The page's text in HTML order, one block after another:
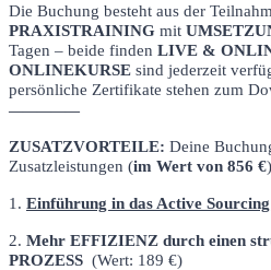
Die Buchung besteht aus der
PRAXISTRAINING mit
Tagen – beide finden LIVE &
ONLINEKURSE sind jederzeit
persönliche Zertifikate stehen zum
—————
ZUSATZVORTEILE: Deine
Zusatzleistungen (im Wert von 856 €
1. Einführung in das Active
2. Mehr EFFIZIENZ durch einen
PROZESS (Wert: 189 €)